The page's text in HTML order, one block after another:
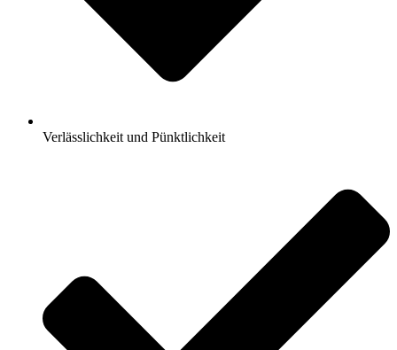
Verlässlichkeit und Pünktlichkeit